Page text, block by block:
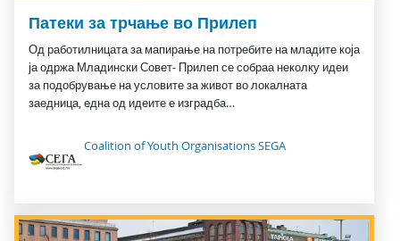
Патеки за трчање во Прилеп
Од работилницата за мапирање на потребите на младите која
ја одржа Младински Совет- Прилеп се собраа неколку идеи
за подобрување на условите за живот во локалната
заедница, една од идеите е изградба…
Coalition of Youth Organisations SEGA